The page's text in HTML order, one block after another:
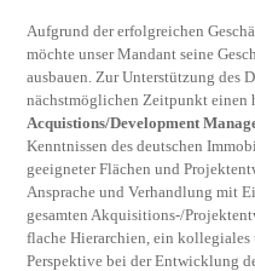
Aufgrund der erfolgreichen
möchte unser Mandant seine
ausbauen. Zur Unterstützung des
nächstmöglichen Zeitpunkt einen
Acquistions/Development
Kenntnissen des deutschen
geeigneter Flächen und
Ansprache und Verhandlung mit
gesamten Akquisitions-/
flache Hierarchien, ein
Perspektive bei der Entwicklung